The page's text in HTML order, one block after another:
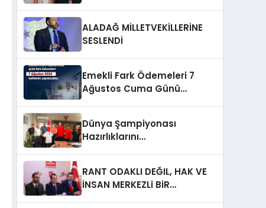
ALADAĞ MİLLETVEKİLLERİNE
SESLENDİ
Emekli Fark Ödemeleri 7
Ağustos Cuma Günü
Dünya Şampiyonası
Hazırlıklarını
RANT ODAKLI DEĞIL, HAK VE
İNSAN MERKEZLi BiR